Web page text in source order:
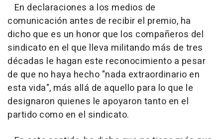
En declaraciones a los medios de
comunicación antes de recibir el premio, ha
dicho que es un honor que los compañeros del
sindicato en el que lleva militando más de tres
décadas le hagan este reconocimiento a pesar
de que no haya hecho "nada extraordinario en
esta vida", más allá de aquello para lo que le
designaron quienes le apoyaron tanto en el
partido como en el sindicato.